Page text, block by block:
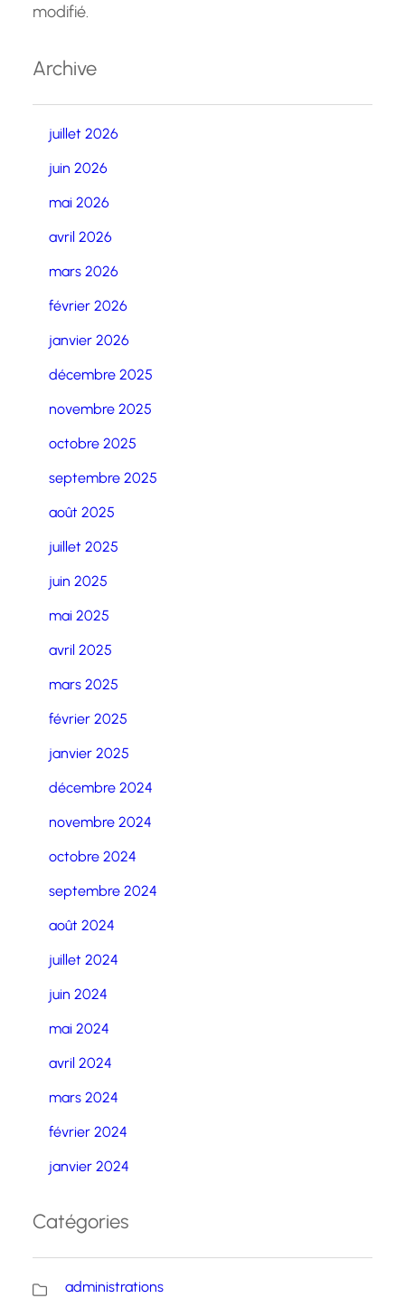
modifié.
Archive
juillet 2026
juin 2026
mai 2026
avril 2026
mars 2026
février 2026
janvier 2026
décembre 2025
novembre 2025
octobre 2025
septembre 2025
août 2025
juillet 2025
juin 2025
mai 2025
avril 2025
mars 2025
février 2025
janvier 2025
décembre 2024
novembre 2024
octobre 2024
septembre 2024
août 2024
juillet 2024
juin 2024
mai 2024
avril 2024
mars 2024
février 2024
janvier 2024
Catégories
administrations